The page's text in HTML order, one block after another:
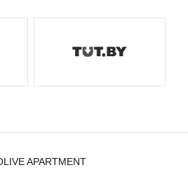
APARTMENT